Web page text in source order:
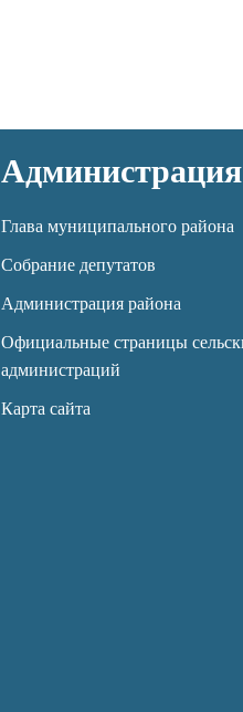
Администрация
Глава муниципального района
Собрание депутатов
Администрация района
Официальные страницы
администраций
Карта сайта